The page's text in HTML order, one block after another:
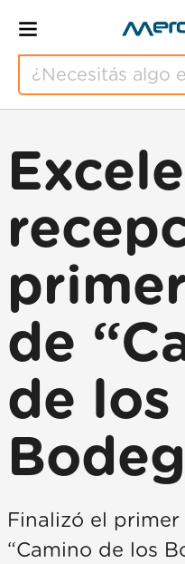
de
de los
Finalizó el
“Camino de los